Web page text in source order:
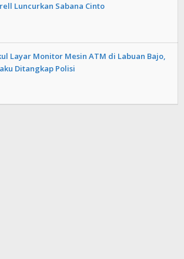
Luncurkan Sabana Cinto
Layar Monitor Mesin ATM di Labuan Bajo,
Ditangkap Polisi